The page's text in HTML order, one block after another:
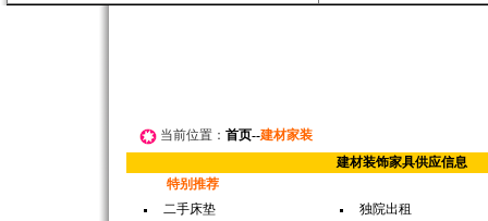
当前位置： 首页--建材家装
建材装饰家具供
特别推荐
二手床垫
独院出租